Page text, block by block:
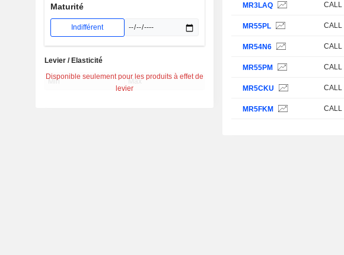
Maturité
Indifférent
Disponible seulement pour les produits à effet de
levier
Levier / Elasticité
MR3LAQ CALL
MR55PL CALL
MR54N6 CALL
MR55PM CALL
MR5CKU CALL
MR5FKM CALL